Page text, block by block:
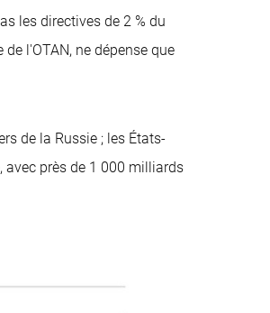
les directives de 2 % du
l'OTAN, ne dépense que
de la Russie ; les États-
avec près de 1 000 milliards